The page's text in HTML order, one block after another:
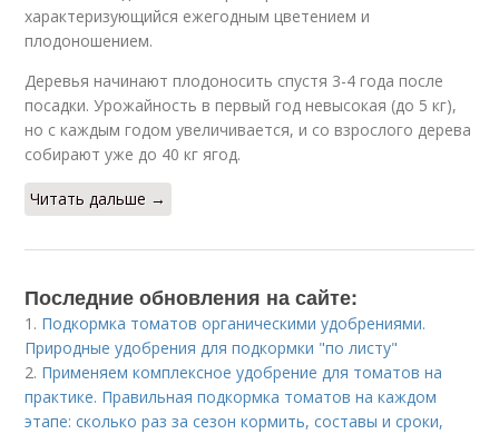
характеризующийся ежегодным цветением и
плодоношением.
Деревья начинают плодоносить спустя 3-4 года после
посадки. Урожайность в первый год невысокая (до 5 кг),
но с каждым годом увеличивается, и со взрослого дерева
собирают уже до 40 кг ягод.
Читать дальше →
Последние обновления на сайте:
1. Подкормка томатов органическими удобрениями.
Природные удобрения для подкормки "по листу"
2. Применяем комплексное удобрение для томатов на
практике. Правильная подкормка томатов на каждом
этапе: сколько раз за сезон кормить, составы и сроки,